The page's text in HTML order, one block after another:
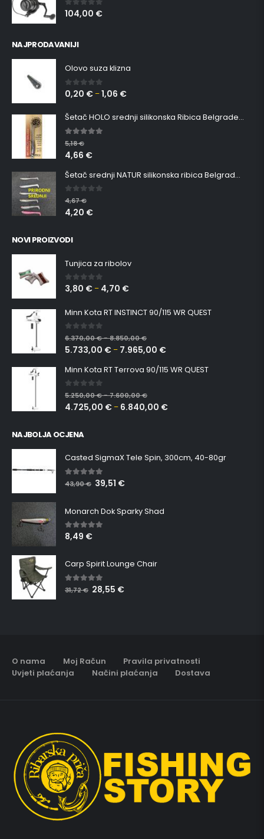
0out of 5
104,00 €
NAJPRODAVANIJI
Olovo suza klizna
0 out of 5
0,20 € –1,06 €
Šetač HOLO srednji silikonska Ribica Belgrade Walker
5.00
5,18€
4,66 €
Šetač srednji NATUR silikonska ribica Belgrade Walker
0 out of 5
4,67€
4,20 €
NOVI PROIZVODI
Tunjica za ribolov
0 out of 5
3,80 € – 4,70 €
Minn Kota RT INSTINCT 90/115 WR QUEST
0 out of 5
6.370,00€–8.850,00€
5.733,00 € – 7.965,00 €
Minn Kota RT Terrova 90/115 WR QUEST
0 out of 5
5.250,00€–7.600,00€
4.725,00 € – 6.840,00 €
NAJBOLJA OCJENA
Casted SigmaX Tele Spin, 300cm, 40-80gr
5.00out of 5
43,90€ 39,51 €
Monarch Dok Sparky Shad
5.00 out of 5
8,49 €
Carp Spirit Lounge Chair
5.00 out of 5
31,72€ 28,55 €
O nama Moj Račun
Pravila privatnosti
Uvjeti plaćanja
Načini plaćanja Dostava